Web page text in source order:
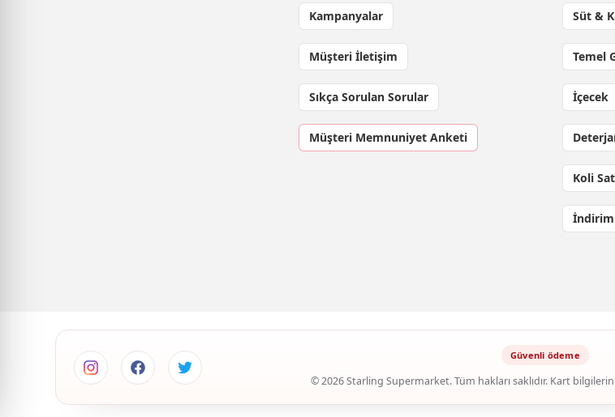
Kampanyalar
Müşteri İletişim
Sıkça Sorulan Sorular
Müşteri Memnuniyet Anketi
Süt &
Temel
İçecek
Koli
© 2026 Starling Supermarket. Tüm hakları saklıdır. Kart